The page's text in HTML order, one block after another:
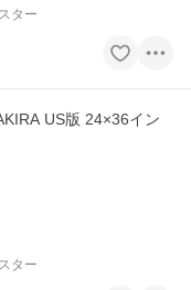
ター
US版 24×36イン
ター